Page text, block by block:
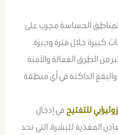
المناطق الحساسة مجرب على
كبيرة خلال فترة وجيزة،
من الطرق الفعالة والآمنة
الداكنة في أي منطقة
للتفتيح في إدخال
المغذية للبشرة، التي تحد